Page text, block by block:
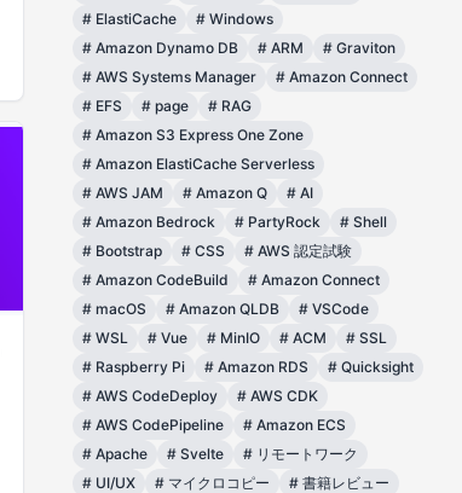
# ElastiCache # Windows
# Amazon Dynamo DB # ARM # Graviton
# AWS Systems Manager # Amazon Connect
# EFS # page # RAG
# Amazon S3 Express One Zone
# Amazon ElastiCache Serverless
# AWS JAM # Amazon Q # AI
# Amazon Bedrock # PartyRock # Shell
# Bootstrap # CSS # AWS 認定試験
# Amazon CodeBuild # Amazon Connect
# macOS # Amazon QLDB # VSCode
# WSL # Vue # MinIO # ACM # SSL
# Raspberry Pi # Amazon RDS # Quicksight
# AWS CodeDeploy # AWS CDK
# AWS CodePipeline # Amazon ECS
# Apache # Svelte # リモートワーク
# UI/UX # マイクロコピー # 書籍レビュー